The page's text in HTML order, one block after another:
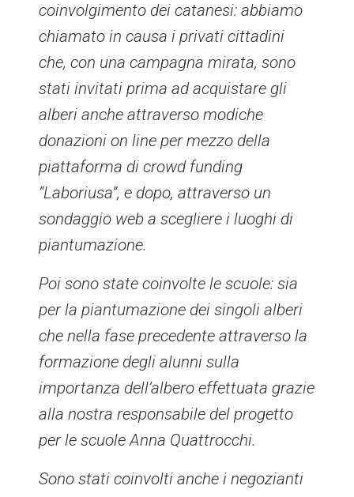
coinvolgimento dei catanesi: abbiamo
chiamato in causa i privati cittadini
che, con una campagna mirata, sono
stati invitati prima ad acquistare gli
alberi anche attraverso modiche
donazioni on line per mezzo della
piattaforma di crowd funding
“Laboriusa”, e dopo, attraverso un
sondaggio web a scegliere i luoghi di
piantumazione.
Poi sono state coinvolte le scuole: sia
per la piantumazione dei singoli alberi
che nella fase precedente attraverso la
formazione degli alunni sulla
importanza dell’albero effettuata grazie
alla nostra responsabile del progetto
per le scuole Anna Quattrocchi.
Sono stati coinvolti anche i negozianti